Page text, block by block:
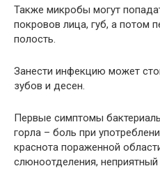
Также микробы могут
покровов лица, губ, а потом
полость.
Занести инфекцию может
зубов и десен.
Первые симптомы
горла – боль при
краснота пораженной
слюноотделения, неприятный